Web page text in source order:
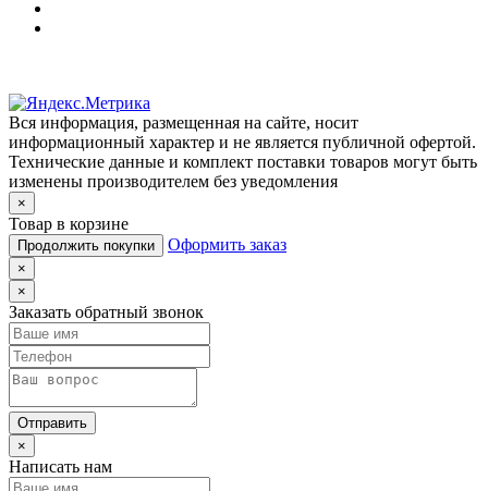
Вся информация, размещенная на сайте, носит
информационный характер и не является публичной офертой.
Технические данные и комплект поставки товаров могут быть
изменены производителем без уведомления
×
Товар в корзине
Продолжить покупки Оформить заказ
×
×
Заказать обратный звонок
Отправить
×
Написать нам